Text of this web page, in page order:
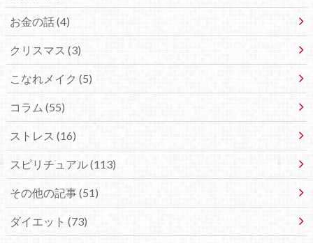
お金の話 (4)
クリスマス (3)
こなれメイク (5)
コラム (55)
ストレス (16)
スピリチュアル (113)
その他の記事 (51)
ダイエット (73)